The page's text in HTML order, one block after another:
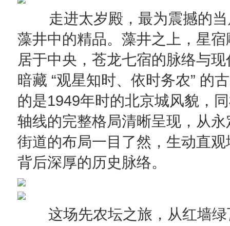
走进太岁殿，最为震撼的
藻井中的精品。 藻井之上，星
居于中央，苍龙七宿的脉络与
暗藏 “观星知时、依时务农” 的
的是1949年时的北京城风貌，
轴线的完整格局清晰呈现，从
街道的布局一目了然，生动直
背后深厚的历史脉络。
这场先农坛之旅，从红墙